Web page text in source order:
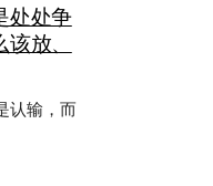
处处争
放、
认输，而